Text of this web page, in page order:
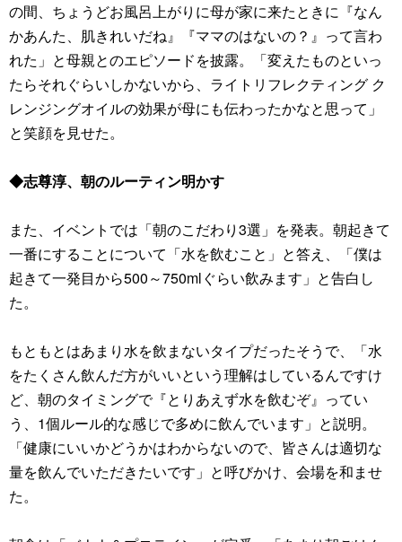
の間、ちょうどお風呂上がりに母が家に来たときに『なん
かあんた、肌きれいだね』『ママのはないの？』って言わ
れた」と母親とのエピソードを披露。「変えたものといっ
たらそれぐらいしかないから、ライトリフレクティング ク
レンジングオイルの効果が母にも伝わったかなと思って」
と笑顔を見せた。
◆志尊淳、朝のルーティン明かす
また、イベントでは「朝のこだわり3選」を発表。朝起きて
一番にすることについて「水を飲むこと」と答え、「僕は
起きて一発目から500～750mlぐらい飲みます」と告白し
た。
もともとはあまり水を飲まないタイプだったそうで、「水
をたくさん飲んだ方がいいという理解はしているんですけ
ど、朝のタイミングで『とりあえず水を飲むぞ』ってい
う、1個ルール的な感じで多めに飲んでいます」と説明。
「健康にいいかどうかはわからないので、皆さんは適切な
量を飲んでいただきたいです」と呼びかけ、会場を和ませ
た。